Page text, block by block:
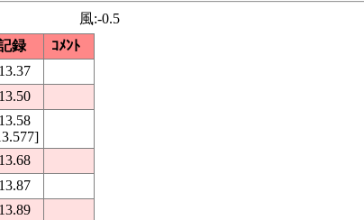
風:-0.5
録
ｺﾒﾝﾄ
13.37
13.50
13.58
13.68
13.87
13.89